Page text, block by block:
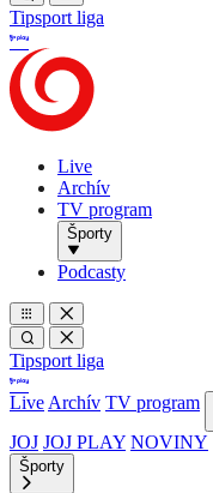
Tipsport liga
Live
Archív
TV program
Športy
Podcasty
Tipsport liga
Live Archív TV program
JOJ JOJ PLAY NOVINY
Športy